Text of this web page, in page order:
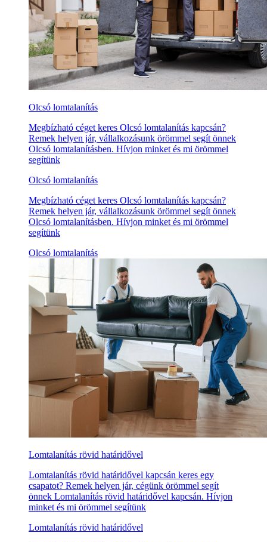
Olcsó lomtalanítás
Megbízható céget keres Olcsó lomtalanítás kapcsán?
Remek helyen jár, vállalkozásunk örömmel segít önnek
Olcsó lomtalanításben. Hívjon minket és mi örömmel
segítünk
Olcsó lomtalanítás
Megbízható céget keres Olcsó lomtalanítás kapcsán?
Remek helyen jár, vállalkozásunk örömmel segít önnek
Olcsó lomtalanításben. Hívjon minket és mi örömmel
segítünk
Olcsó lomtalanítás
Lomtalanítás rövid határidővel
Lomtalanítás rövid határidővel kapcsán keres egy
csapatot? Remek helyen jár, cégünk örömmel segít
önnek Lomtalanítás rövid határidővel kapcsán. Hívjon
minket és mi örömmel segítünk
Lomtalanítás rövid határidővel